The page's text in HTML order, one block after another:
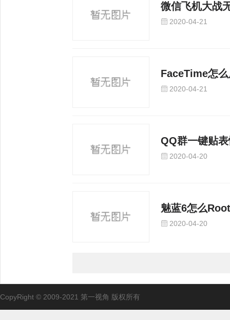
微信飞机大战
2020-04-21
FaceTime怎
2020-04-21
QQ群一键贴
2020-04-20
魅蓝6怎么
2020-04-20
CopyRight © 2009-2021 第一视角 版权所有